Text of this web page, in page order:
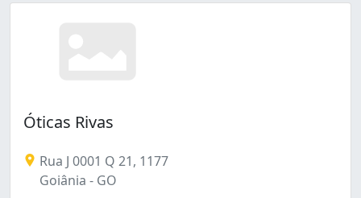
Óticas Rivas
Rua J 0001 Q 21, 1177
Goiânia - GO